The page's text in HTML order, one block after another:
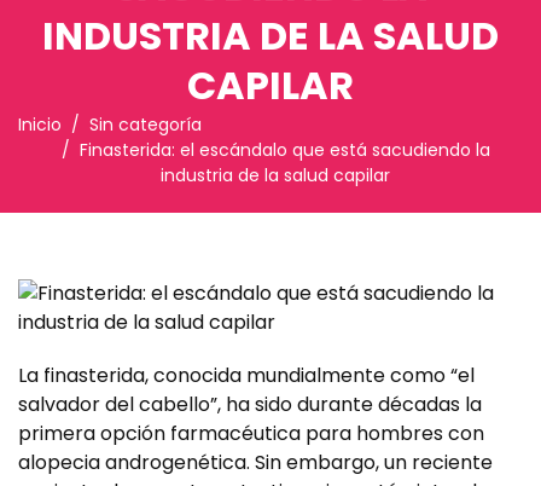
INDUSTRIA DE LA SALUD
CAPILAR
Inicio
Sin categoría
Finasterida: el escándalo que está sacudiendo la
industria de la salud capilar
La finasterida, conocida mundialmente como “el
salvador del cabello”, ha sido durante décadas la
primera opción farmacéutica para hombres con
alopecia androgenética. Sin embargo, un reciente